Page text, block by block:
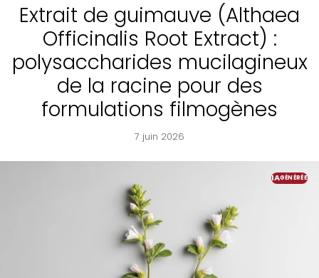
Extrait de guimauve (Althaea
Officinalis Root Extract) :
polysaccharides mucilagineux
de la racine pour des
formulations filmogènes
7 juin 2026
IAGÉNÉRÉE